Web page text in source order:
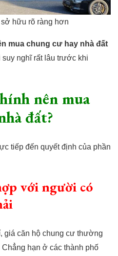
hữu rõ ràng hơn
mua chung cư hay nhà đất
nghĩ rất lâu trước khi
nên mua
đất?
tiếp đến quyết định của phần
với người có
giá căn hộ chung cư thường
hạn ở các thành phố